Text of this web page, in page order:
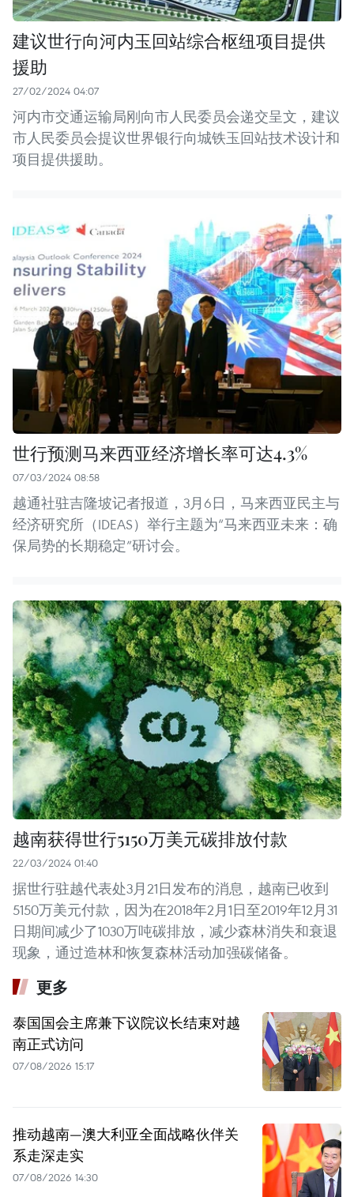
建议世行向河内玉回站综合枢纽项目提供
援助
27/02/2024 04:07
河内市交通运输局刚向市人民委员会递交呈文，建议
市人民委员会提议世界银行向城铁玉回站技术设计和
项目提供援助。
世行预测马来西亚经济增长率可达4.3%
07/03/2024 08:58
越通社驻吉隆坡记者报道，3月6日，马来西亚民主与
经济研究所（IDEAS）举行主题为“马来西亚未来：确
保局势的长期稳定”研讨会。
越南获得世行5150万美元碳排放付款
22/03/2024 01:40
据世行驻越代表处3月21日发布的消息，越南已收到
5150万美元付款，因为在2018年2月1日至2019年12月31
日期间减少了1030万吨碳排放，减少森林消失和衰退
现象，通过造林和恢复森林活动加强碳储备。
更多
泰国国会主席兼下议院议长结束对越
南正式访问
07/08/2026 15:17
推动越南—澳大利亚全面战略伙伴关
系走深走实
07/08/2026 14:30